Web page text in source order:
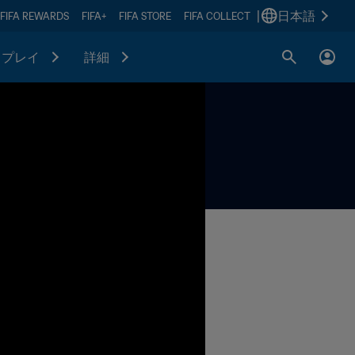
FIFA REWARDS FIFA+ FIFA STORE FIFA COLLECT 日本語
プレイ 詳細